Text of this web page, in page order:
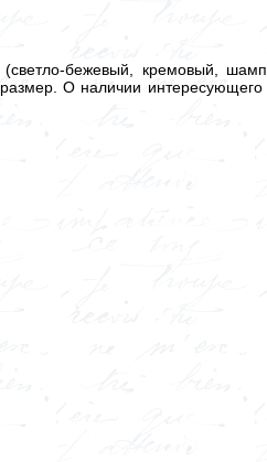
бежевый, кремовый,
О наличии